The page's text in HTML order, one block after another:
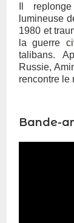
Il
lumineuse
1980 et
la guerre
talibans.
Russie,
rencontre le
Bande-